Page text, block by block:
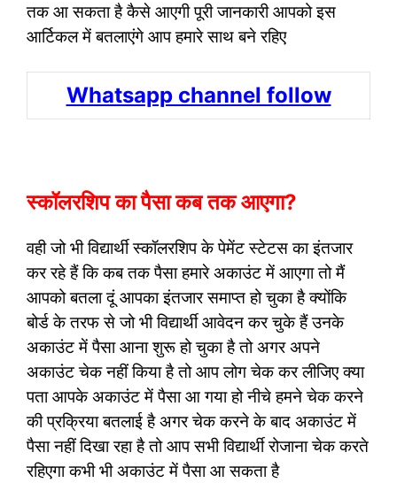
तक आ सकता है कैसे आएगी पूरी जानकारी आपको इस
आर्टिकल में बतलाएंगे आप हमारे साथ बने रहिए
Whatsapp channel follow
स्कॉलरशिप का पैसा कब तक आएगा?
वही जो भी विद्यार्थी स्कॉलरशिप के पेमेंट स्टेटस का इंतजार
कर रहे हैं कि कब तक पैसा हमारे अकाउंट में आएगा तो मैं
आपको बतला दूं आपका इंतजार समाप्त हो चुका है क्योंकि
बोर्ड के तरफ से जो भी विद्यार्थी आवेदन कर चुके हैं उनके
अकाउंट में पैसा आना शुरू हो चुका है तो अगर अपने
अकाउंट चेक नहीं किया है तो आप लोग चेक कर लीजिए क्या
पता आपके अकाउंट में पैसा आ गया हो नीचे हमने चेक करने
की प्रक्रिया बतलाई है अगर चेक करने के बाद अकाउंट में
पैसा नहीं दिखा रहा है तो आप सभी विद्यार्थी रोजाना चेक करते
रहिएगा कभी भी अकाउंट में पैसा आ सकता है